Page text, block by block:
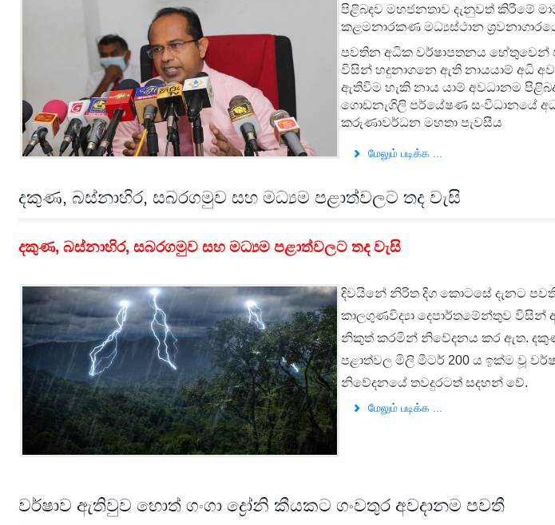
පිළිබදව මහජනතාව දැනුවත් කිරීමේ
කළමනාරකණ මධ්‍යස්ථාන
පවතින අධික වර්ෂාපතනය හේතුවෙන්
විසින් හදුනාගනෙ ඇති නායයාම් අධි
ඇතිවිම හැකි නාය යාම් අවධානම
ගොඩනැගිලි පර්යේෂණ සංවිධානයේ
කරුණාවර්ධන මහතා පැවසීය
மேலும் படிக்க ...
දකුණ, බස්නාහිර, සබරගමුව සහ මධ්‍යම පළාත්වලට තද වැසි
දකුණ, බස්නාහිර, සබරගමුව සහ මධ්‍යම පළාත්වලට තද වැසි
දිවයිනේ නිරිත දිග කොටසේ දැනට
කාලගුණවිද්‍යා දෙපාර්තමේන්තුව විසින්
නිකුත් කරමින් නිවේදනය කර ඇත.
පළාත්වල මිලි මීටර් 200 ය ඉක්ම වූ
නිවේදනයේ තවදුරටත් සදහන් වේ.
மேலும் படிக்க ...
වර්ෂාව ඇතිවුව හොත් ගංගා ද්‍රෝනි කීයකට ගංවතුර අවදානම පවතී